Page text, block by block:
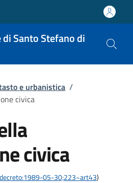
di Santo Stefano di
e urbanistica /
civica
civica
05-30;223~art43)